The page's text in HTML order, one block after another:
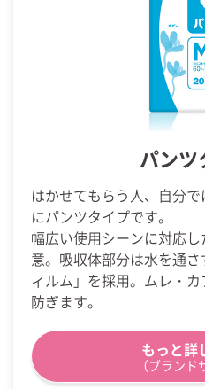
パンツ
はかせてもらう人、自分
にパンツタイプです。
幅広い使用シーンに対応
意。吸収体部分は水を通
ィルム」を採用。ムレ・
防ぎます。
もっと詳
（ブランド